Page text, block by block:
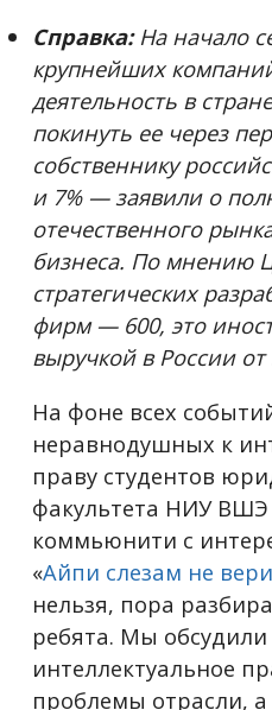
Справка:На начало
крупнейших
деятельность в
покинуть ее через
собственнику
и 7% — заявили о
отечественного
бизнеса. По мнению
стратегических
фирм — 600, это
выручкой в России от
На фоне всех
неравнодушных к
праву студентов
факультета НИУ ВШЭ
коммьюнити с
«Айпи слезам не
нельзя, пора
ребята. Мы
интеллектуальное
проблемы отрасли,